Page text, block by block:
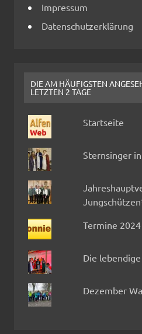
Impressum
Datenschutzerklärung
DIE AM HÄUFIGSTEN
LETZTEN 2 TAGE
Startseite
Sternsinger
Termine
Die
Dezember